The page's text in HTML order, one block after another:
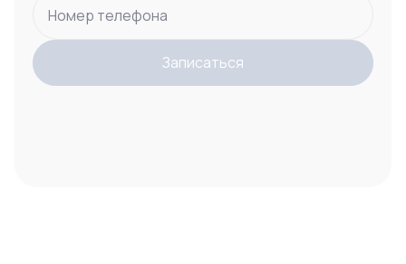
Номер телефона
Записаться